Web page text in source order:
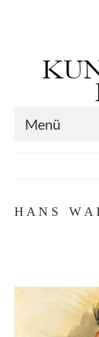
Menü
Max
H A N S W A